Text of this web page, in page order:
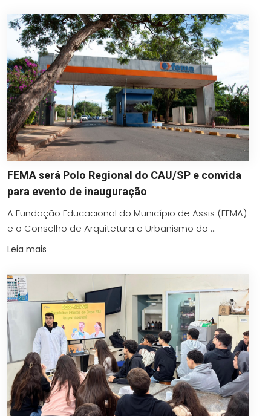
FEMA será Polo Regional do CAU/SP e convida
para evento de inauguração
A Fundação Educacional do Município de Assis (FEMA)
e o Conselho de Arquitetura e Urbanismo do ...
Leia mais